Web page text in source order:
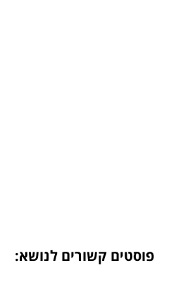
פוסטים קשורים לנושא: